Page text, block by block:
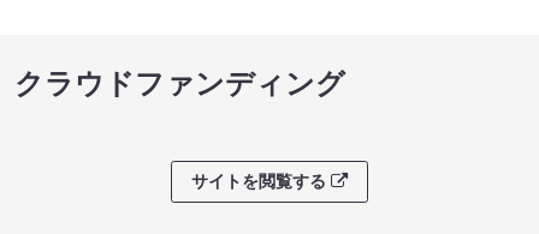
クラウドファンディング
サイトを閲覧する